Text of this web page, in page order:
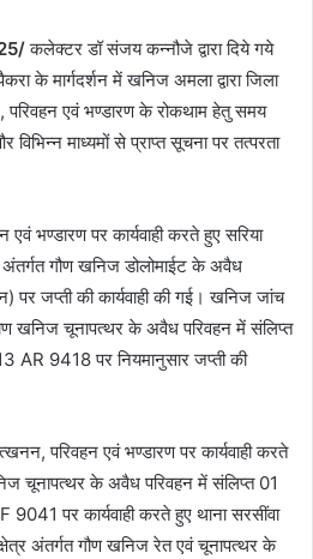
कलेक्टर डॉ संजय कन्नौजे द्वारा दिये गये
के मार्गदर्शन में खनिज अमला द्वारा जिला
एवं भण्डारण के रोकथाम हेतु समय
माध्यमों से प्राप्त सूचना पर तत्परता
भण्डारण पर कार्यवाही करते हुए सरिया
गौण खनिज डोलोमाईट के अवैध
जप्ती की कार्यवाही की गई। खनिज जांच
गौण खनिज चूनापत्थर के अवैध परिवहन में संलिप्त
AR 9418 पर नियमानुसार जप्ती की
परिवहन एवं भण्डारण पर कार्यवाही करते
चूनापत्थर के अवैध परिवहन में संलिप्त 01
पर कार्यवाही करते हुए थाना सरसींवा
अंतर्गत गौण खनिज रेत एवं चूनापत्थर के